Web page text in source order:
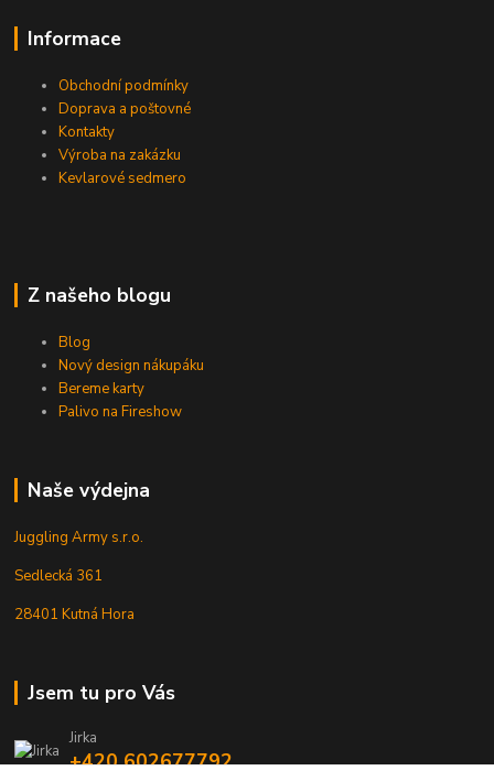
Informace
Obchodní podmínky
Doprava a poštovné
Kontakty
Výroba na zakázku
Kevlarové sedmero
Z našeho blogu
Blog
Nový design nákupáku
Bereme karty
Palivo na Fireshow
Naše výdejna
Juggling Army s.r.o.
Sedlecká 361
28401 Kutná Hora
Jsem tu pro Vás
Jirka
+420 602677792